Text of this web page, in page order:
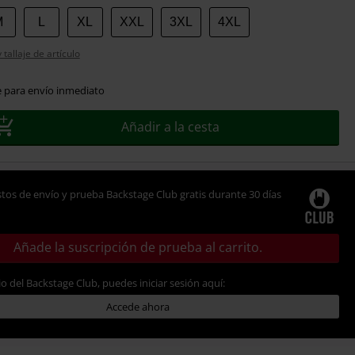
XL XXL 3XL 4XL
tallaje de artículo
para envío inmediato
Añadir a la cesta
de envío y prueba Backstage Club gratis durante 30 días
Añade la suscripción de prueba al carrito.
del Backstage Club, puedes iniciar sesión aquí:
Accede ahora